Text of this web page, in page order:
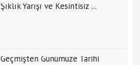
Şıklık Yarışı ve Kesintisiz ...
Geçmişten Günümüze Tarihi